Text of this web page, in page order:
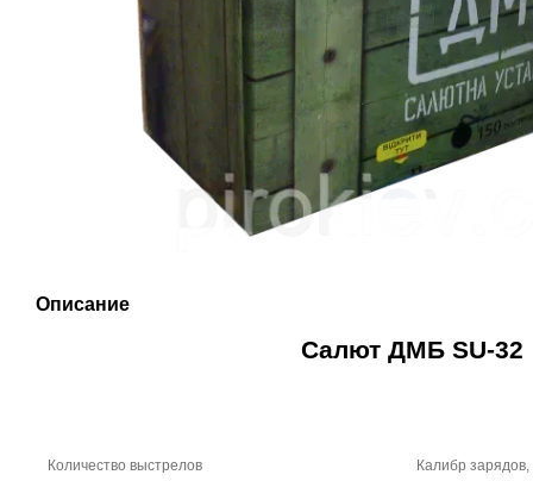
Описание
Салют ДМБ SU-32
Количество выстрелов Калибр